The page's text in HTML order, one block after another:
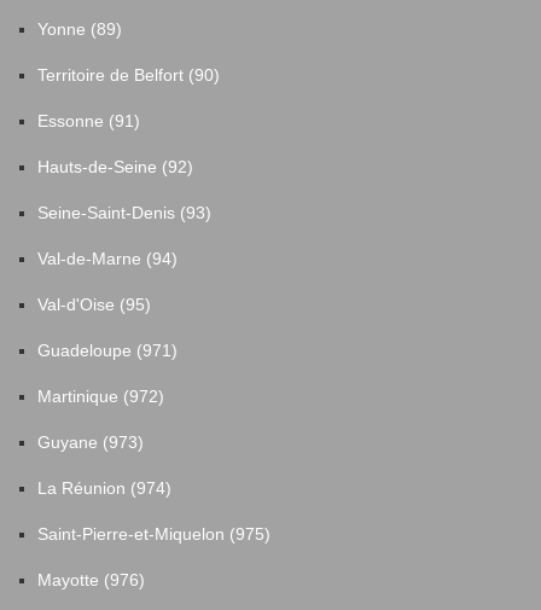
Yonne (89)
Territoire de Belfort (90)
Essonne (91)
Hauts-de-Seine (92)
Seine-Saint-Denis (93)
Val-de-Marne (94)
Val-d'Oise (95)
Guadeloupe (971)
Martinique (972)
Guyane (973)
La Réunion (974)
Saint-Pierre-et-Miquelon (975)
Mayotte (976)